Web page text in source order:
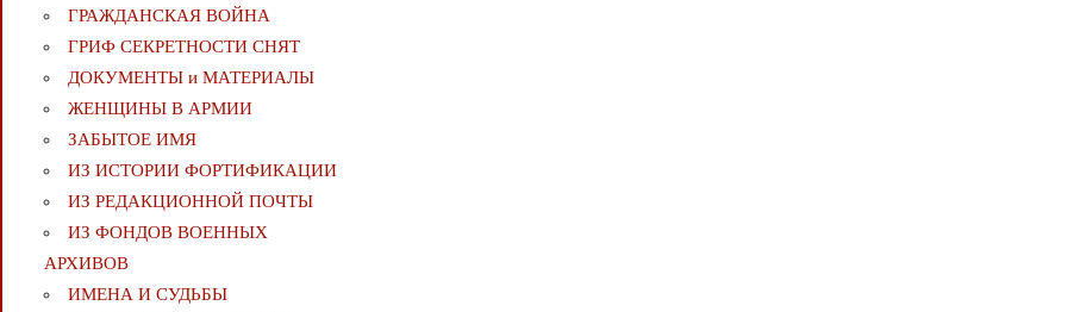
ГРАЖДАНСКАЯ ВОЙНА
ГРИФ СЕКРЕТНОСТИ СНЯТ
ДОКУМЕНТЫ и МАТЕРИАЛЫ
ЖЕНЩИНЫ В АРМИИ
ЗАБЫТОЕ ИМЯ
ИЗ ИСТОРИИ ФОРТИФИКАЦИИ
ИЗ РЕДАКЦИОННОЙ ПОЧТЫ
ИЗ ФОНДОВ ВОЕННЫХ
АРХИВОВ
ИМЕНА И СУДЬБЫ